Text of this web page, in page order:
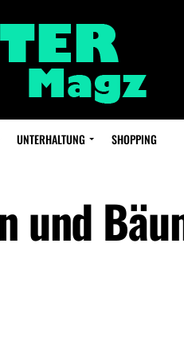
UNTERHALTUNG SHOPPING
und